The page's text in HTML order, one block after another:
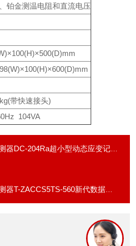
、铂金测温电阻和直流电压
带快速接头)
104VA
器DC-204Ra超小型动态应变记录仪
T-ZACCS5TS-560新代数据记录仪